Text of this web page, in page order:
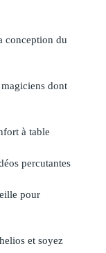
conception du
dont
à table
percutantes
pour
et soyez